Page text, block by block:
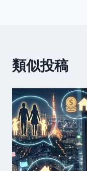
シ
ョ
ン
類似投稿